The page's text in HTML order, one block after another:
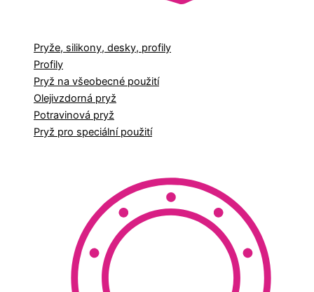
Pryže, silikony, desky, profily
Profily
Pryž na všeobecné použití
Olejivzdorná pryž
Potravinová pryž
Pryž pro speciální použití